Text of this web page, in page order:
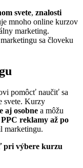
svete, znalosti
mnoho online kurzov
marketing.
sa človeku
pomôcť naučiť sa
svete. Kurzy
aj osobne a môžu
reklamy až po
marketingu.
pri výbere kurzu